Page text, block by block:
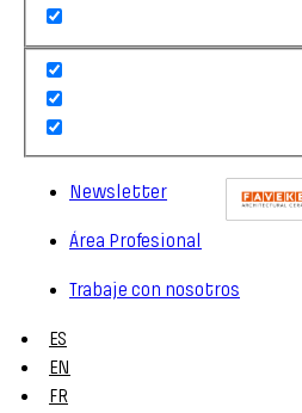
Newsletter
Área Profesional
Trabaje con nosotros
ES
EN
FR